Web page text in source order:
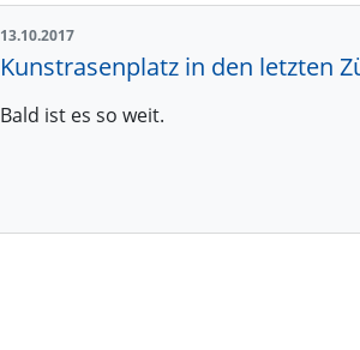
13.10.2017
Kunstrasenplatz in den letzten
Bald ist es so weit.